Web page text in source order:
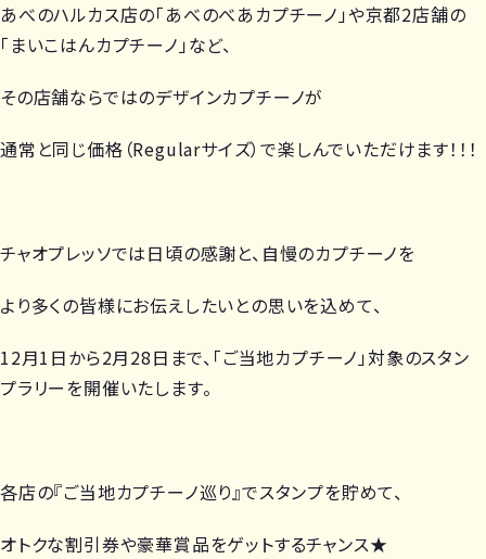
あべのハルカス店の「あべのべあカプチーノ」や京都2店舗の
「まいこはんカプチーノ」など、
その店舗ならではのデザインカプチーノが
通常と同じ価格（Regularサイズ）で楽しんでいただけます！！！
チャオプレッソでは日頃の感謝と、自慢のカプチーノを
より多くの皆様にお伝えしたいとの思いを込めて、
12月1日から2月28日まで、「ご当地カプチーノ」対象のスタン
プラリーを開催いたします。
各店の『ご当地カプチーノ巡り』でスタンプを貯めて、
オトクな割引券や豪華賞品をゲットするチャンス★